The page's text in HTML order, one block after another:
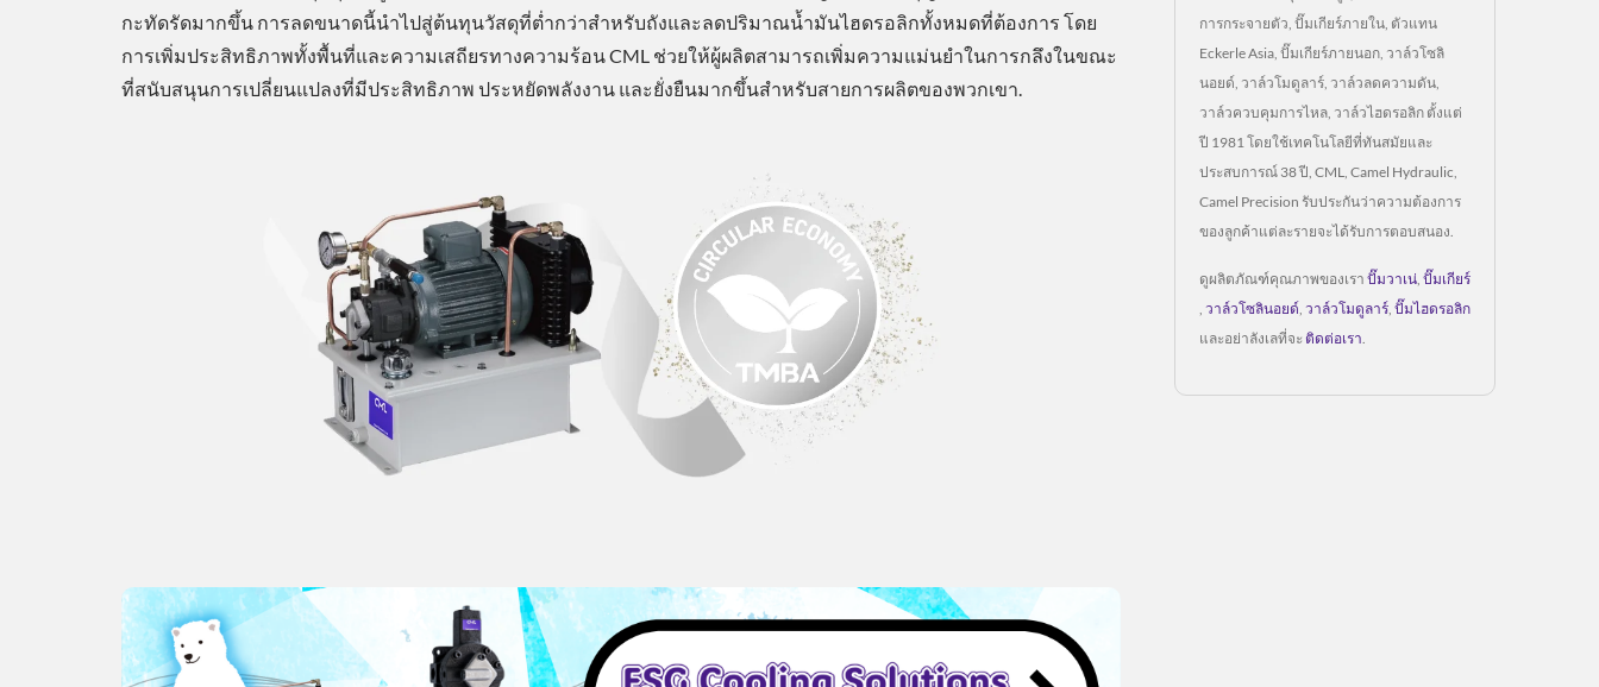
กะทัดรัดมากขึ้น การลดขนาดนี้นำไปสู่ต้นทุนวัสดุที่ต่ำกว่าสำหรับถังและลดปริมาณน้ำมันไฮดรอลิกทั้งหมดที่ต้องการ โดย
การเพิ่มประสิทธิภาพทั้งพื้นที่และความเสถียรทางความร้อน CML ช่วยให้ผู้ผลิตสามารถเพิ่มความแม่นยำในการกลึงในขณะ
ที่สนับสนุนการเปลี่ยนแปลงที่มีประสิทธิภาพ ประหยัดพลังงาน และยั่งยืนมากขึ้นสำหรับสายการผลิตของพวกเขา.
การกระจายตัว, ปั๊มเกียร์ภายใน, ตัวแทน
Eckerle Asia, ปั๊มเกียร์ภายนอก, วาล์วโซลิ
นอยด์, วาล์วโมดูลาร์, วาล์วลดความดัน,
วาล์วควบคุมการไหล, วาล์วไฮดรอลิก ตั้งแต่
ปี 1981 โดยใช้เทคโนโลยีที่ทันสมัยและ
ประสบการณ์ 38 ปี, CML, Camel Hydraulic,
Camel Precision รับประกันว่าความต้องการ
ของลูกค้าแต่ละรายจะได้รับการตอบสนอง.
ดูผลิตภัณฑ์คุณภาพของเรา ปั๊มวาเน่ ปั๊มเกียร์
วาล์วโซลินอยด์ วาล์วโมดูลาร์ ปั๊มไฮดรอลิก
และอย่าลังเลที่จะ ติดต่อเรา